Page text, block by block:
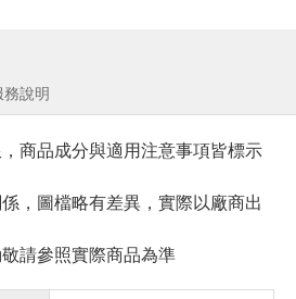
說明
商品成分與適用注意事項皆標示
，圖檔略有差異，實際以廠商出
請參照實際商品為準